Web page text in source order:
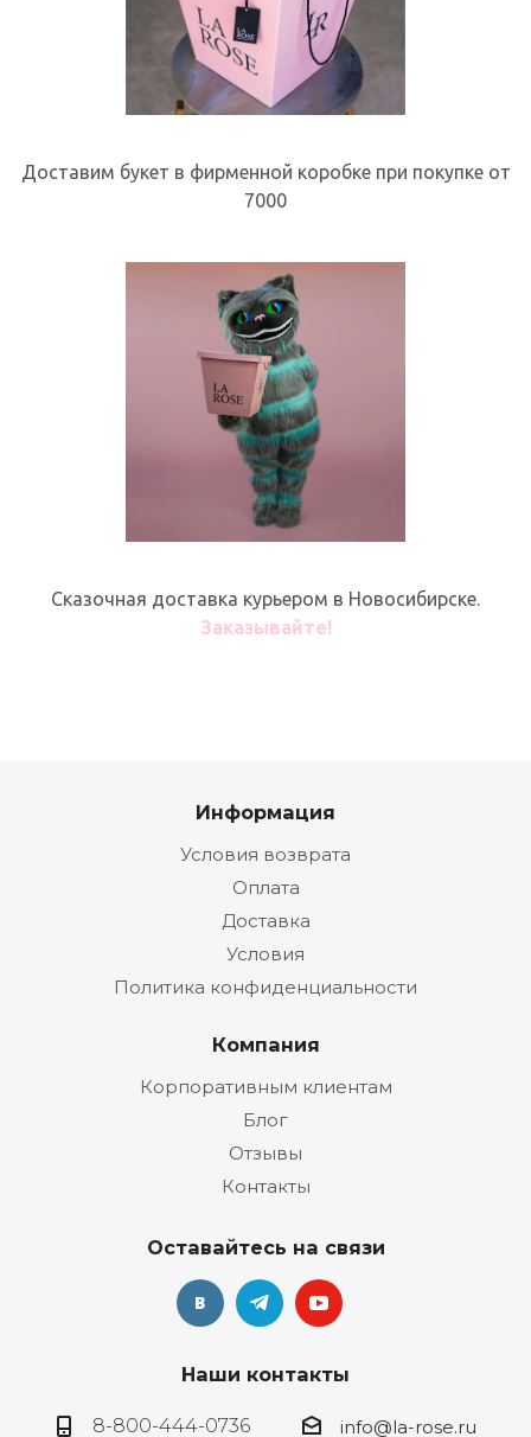
Доставим букет в фирменной коробке при покупке от
7000
Сказочная доставка курьером в Новосибирске.
Заказывайте!
Информация
Условия возврата
Оплата
Доставка
Условия
Политика конфиденциальности
Компания
Корпоративным клиентам
Блог
Отзывы
Контакты
Оставайтесь на связи
Наши контакты
8-800-444-0736 info@la-rose.ru